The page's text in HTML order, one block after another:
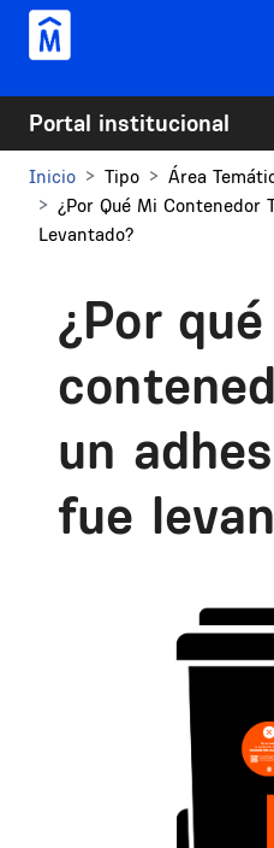
Pasar al contenido principal
Portal institucional
Inicio Tipo Área
¿Por Qué Mi Contenedor
Levantado?
¿Por
un
fue